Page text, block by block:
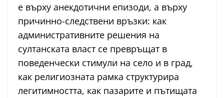
е върху анекдотични епизоди, а върху
причинно-следствени връзки: как
административните решения на
султанската власт се превръщат в
поведенчески стимули на село и в град,
как религиозната рамка структурира
легитимността, как пазарите и пътищата